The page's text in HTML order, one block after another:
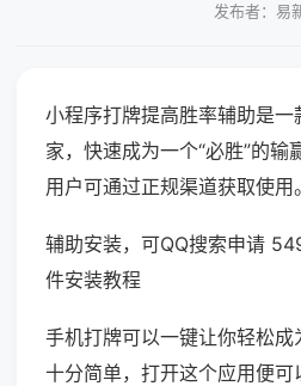
发布者：易
小程序打牌提高胜率辅助是
家，快速成为一个“必胜”的输
用户可通过正规渠道获取使用。
辅助安装，可QQ搜索申请
件安装教程
手机打牌可以一键让你轻松成
十分简单，打开这个应用便